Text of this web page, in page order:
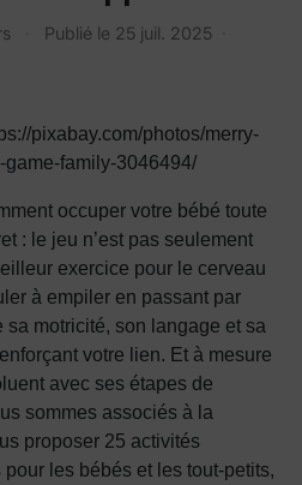
Publié le 25 juil. 2025
pixabay.com/photos/merry-
family-3046494/
occuper votre bébé toute
: le jeu n’est pas seulement
exercice pour le cerveau
à empiler en passant par
motricité, son langage et sa
votre lien. Et à mesure
avec ses étapes de
sommes associés à la
proposer 25 activités
les bébés et les tout-petits,